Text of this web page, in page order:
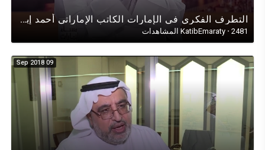
التطرف الفكري في الإمارات الكاتب اﻹماراتي أحمد إبراهيم في حوار تلفزيوني على قناة الظفرة حول التطرف
KatibEmaraty · 2481 المشاهدات
09 Sep 2018